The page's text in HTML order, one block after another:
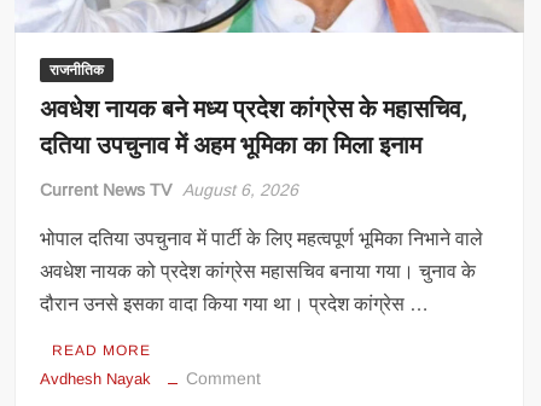
पन्नों
राजनीतिक
अवधेश नायक बने मध्य प्रदेश कांग्रेस के महासचिव,
दतिया उपचुनाव में अहम भूमिका का मिला इनाम
Current News TV August 6, 2026
भोपाल दतिया उपचुनाव में पार्टी के लिए महत्वपूर्ण भूमिका निभाने वाले
अवधेश नायक को प्रदेश कांग्रेस महासचिव बनाया गया। चुनाव के
दौरान उनसे इसका वादा किया गया था। प्रदेश कांग्रेस …
READ MORE
Avdhesh Nayak Commenton